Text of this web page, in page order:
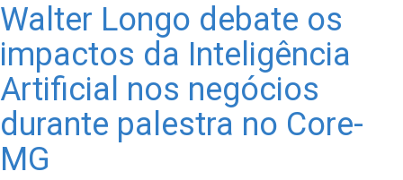
Walter Longo debate os
impactos da Inteligência
Artificial nos negócios
durante palestra no Core-
MG